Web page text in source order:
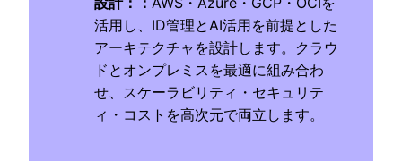
活用し、ID管理とAI活用を前提とした
アーキテクチャを設計します。クラウ
ドとオンプレミスを最適に組み合わ
せ、スケーラビリティ・セキュリテ
ィ・コストを高次元で両立します。